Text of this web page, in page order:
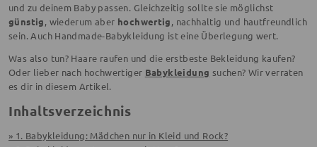
und zu deinem Baby passen. Gleichzeitig sollte sie möglichst
günstig, wiederum aber hochwertig, nachhaltig und hautfreundlich
sein. Auch Handmade-Babykleidung ist eine Überlegung wert.
Was also tun? Haare raufen und die erstbeste Bekleidung kaufen?
Oder lieber nach hochwertiger Babykleidung suchen? Wir verraten
es dir in diesem Artikel.
Inhaltsverzeichnis
» 1. Babykleidung: Mädchen nur in Kleid und Rock?